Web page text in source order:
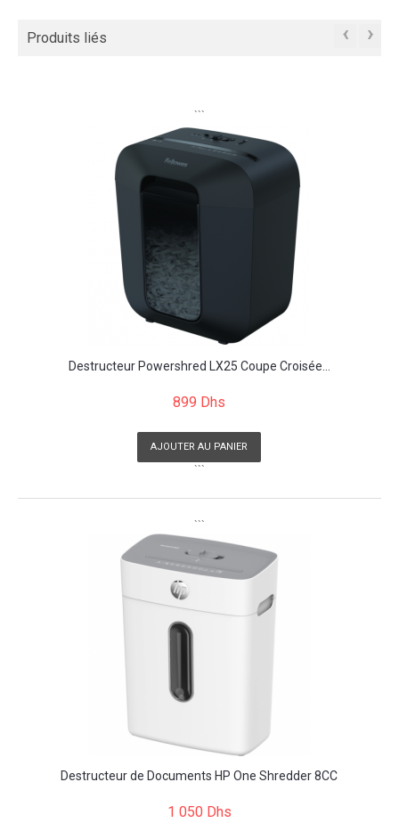
Produits liés ‹ ›
```
Destructeur Powershred LX25 Coupe Croisée...
899 Dhs
AJOUTER AU PANIER
```
```
Destructeur de Documents HP One Shredder 8CC
1 050 Dhs